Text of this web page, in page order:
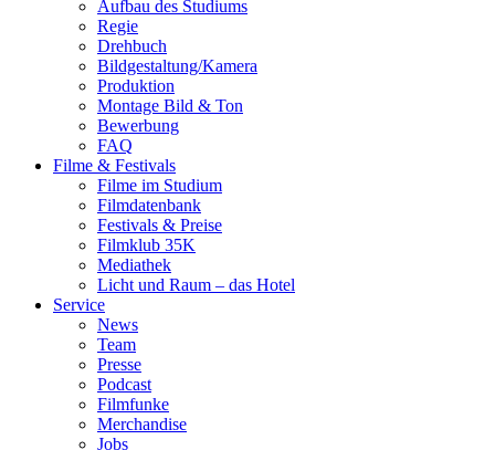
Auf­bau des Stu­di­ums
Regie
Dreh­buch
Bildgestaltung/​​Kamera
Pro­duk­ti­on
Mon­ta­ge Bild & Ton
Bewer­bung
FAQ
Fil­me & Fes­ti­vals
Fil­me im Stu­di­um
Film­da­ten­bank
Fes­ti­vals & Prei­se
Film­klub 35K
Media­thek
Licht und Raum – das Hotel
Ser­vice
News
Team
Pres­se
Pod­cast
Film­fun­ke
Mer­chan­di­se
Jobs